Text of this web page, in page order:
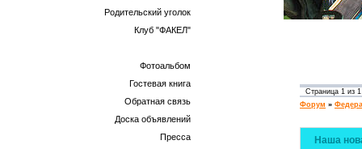
Родительский уголок
Клуб "ФАКЕЛ"
Фотоальбом
Гостевая книга
Обратная связь
Доска объявлений
Пресса
Страница 1 из 1
Форум »
Наша